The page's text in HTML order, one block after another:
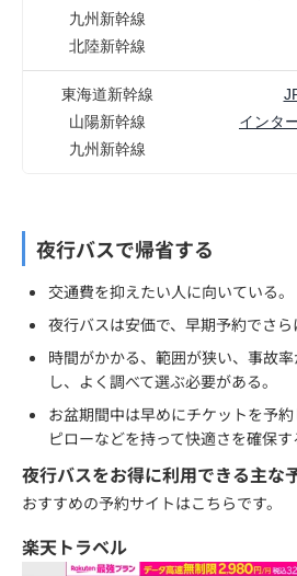
九州新幹線
北陸新幹線
東海道新幹線
山陽新幹線
九州新幹線
インタ
夜行バスで帰省する
交通費を抑えたい人に向いている。
夜行バスは安価で、早期予約でさら
時間がかかる、範囲が狭い、事故
し、よく調べて選ぶ必要がある。
お盆期間中は早めにチケットを予
ピローなどを持って快適さを確保す
夜行バスをお得に利用できる主な
おすすめの予約サイトはこちらです。
楽天トラベル